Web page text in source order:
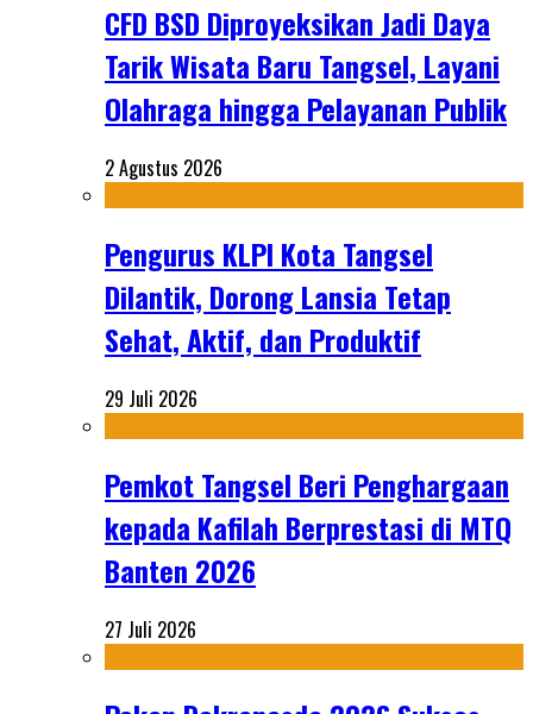
CFD BSD Diproyeksikan Jadi Daya
Tarik Wisata Baru Tangsel, Layani
Olahraga hingga Pelayanan Publik
2 Agustus 2026
Pengurus KLPI Kota Tangsel
Dilantik, Dorong Lansia Tetap
Sehat, Aktif, dan Produktif
29 Juli 2026
Pemkot Tangsel Beri Penghargaan
kepada Kafilah Berprestasi di MTQ
Banten 2026
27 Juli 2026